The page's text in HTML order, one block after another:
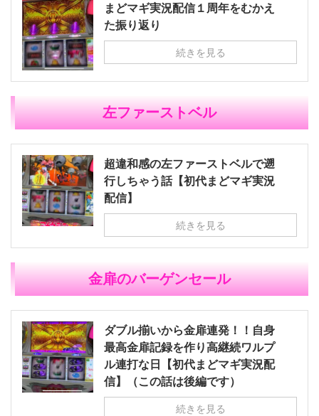
まどマギ実況配信１周年をむかえ
た振り返り
続きを見る
左ファーストベル
超違和感の左ファーストベルで遡
行しちゃう話【初代まどマギ実況
配信】
続きを見る
金扉のバーゲンセール
ダブル揃いから金扉連発！！自身
最高金扉記録を作り高継続ワルプ
ル連打な日【初代まどマギ実況配
信】（この話は後編です）
続きを見る